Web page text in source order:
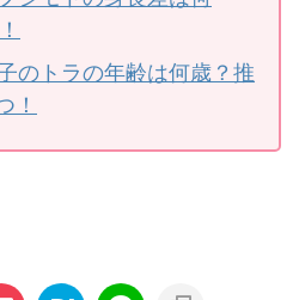
のトラの年齢は何歳？推
！